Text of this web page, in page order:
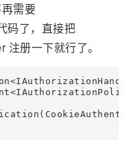
需要
码了，直接把
册一下就行了。